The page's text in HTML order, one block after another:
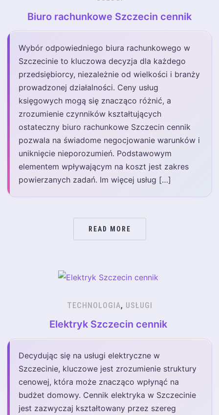
Biuro rachunkowe Szczecin cennik
Wybór odpowiedniego biura rachunkowego w
Szczecinie to kluczowa decyzja dla każdego
przedsiębiorcy, niezależnie od wielkości i branży
prowadzonej działalności. Ceny usług
księgowych mogą się znacząco różnić, a
zrozumienie czynników kształtujących
ostateczny biuro rachunkowe Szczecin cennik
pozwala na świadome negocjowanie warunków i
uniknięcie nieporozumień. Podstawowym
elementem wpływającym na koszt jest zakres
powierzanych zadań. Im więcej usług […]
READ MORE
TECHNOLOGIA, USŁUGI
Elektryk Szczecin cennik
Decydując się na usługi elektryczne w
Szczecinie, kluczowe jest zrozumienie struktury
cenowej, która może znacząco wpłynąć na
budżet domowy. Cennik elektryka w Szczecinie
jest zazwyczaj kształtowany przez szereg